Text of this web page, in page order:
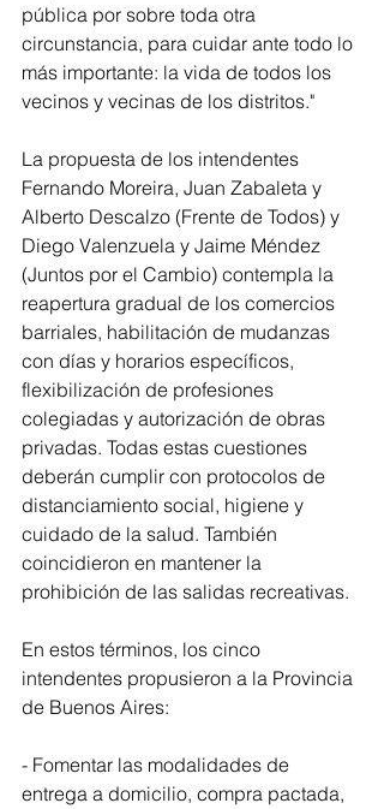
pública por sobre toda otra
circunstancia, para cuidar ante todo lo
más importante: la vida de todos los
vecinos y vecinas de los distritos."
La propuesta de los intendentes
Fernando Moreira, Juan Zabaleta y
Alberto Descalzo (Frente de Todos) y
Diego Valenzuela y Jaime Méndez
(Juntos por el Cambio) contempla la
reapertura gradual de los comercios
barriales, habilitación de mudanzas
con días y horarios específicos,
flexibilización de profesiones
colegiadas y autorización de obras
privadas. Todas estas cuestiones
deberán cumplir con protocolos de
distanciamiento social, higiene y
cuidado de la salud. También
coincidieron en mantener la
prohibición de las salidas recreativas.
En estos términos, los cinco
intendentes propusieron a la Provincia
de Buenos Aires:
- Fomentar las modalidades de
entrega a domicilio, compra pactada,